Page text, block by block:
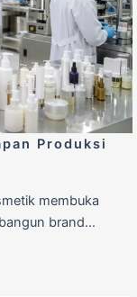
Produksi
membuka
brand…